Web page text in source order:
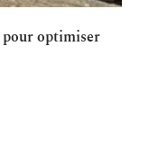
optimiser